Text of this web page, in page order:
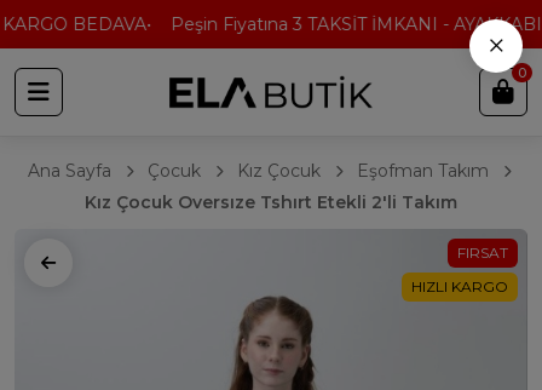
BEDAVA Peşin Fiyatına 3 TAKSİT İMKANI -
0
Ana Sayfa Çocuk Kız Çocuk
Eşofman Takım
Kız Çocuk Oversıze Tshırt Etekli 2'li Takım
FIRSAT
HIZLI KARGO
×